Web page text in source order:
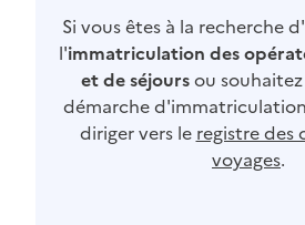
Si vous êtes à la recherche
l'immatriculation des
et de séjoursou
démarche
diriger vers le registre des
voyages.